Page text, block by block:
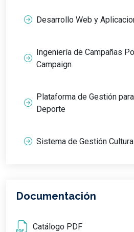
Desarrollo Web y
Ingeniería de Campañas
Campaign
Plataforma de Gestión
Deporte
Sistema de Gestión
Documentación
Catálogo PDF